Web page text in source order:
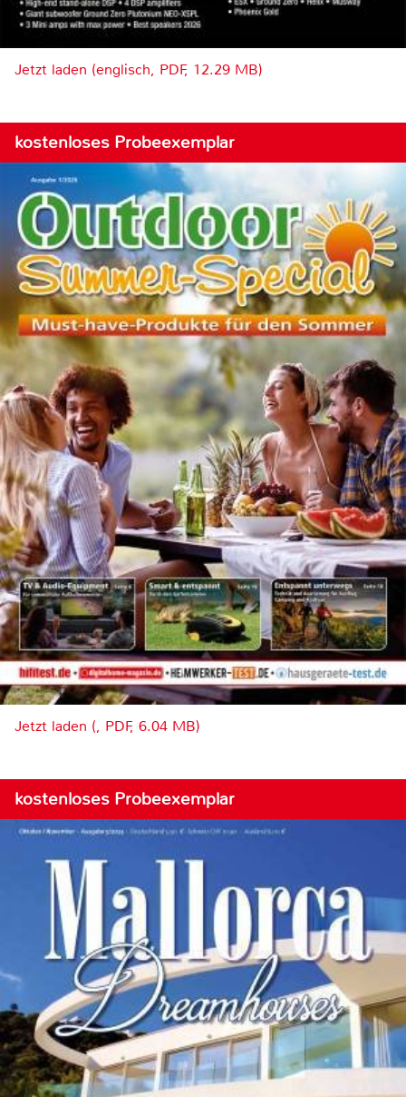
Jetzt laden (englisch, PDF, 12.29 MB)
kostenloses Probeexemplar
Jetzt laden (, PDF, 6.04 MB)
kostenloses Probeexemplar